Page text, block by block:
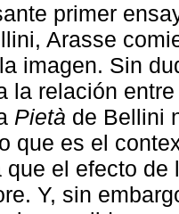
primer
Arasse
imagen. Sin
la relación
Pietà de Bellini
que es el
que el efecto
Y, sin